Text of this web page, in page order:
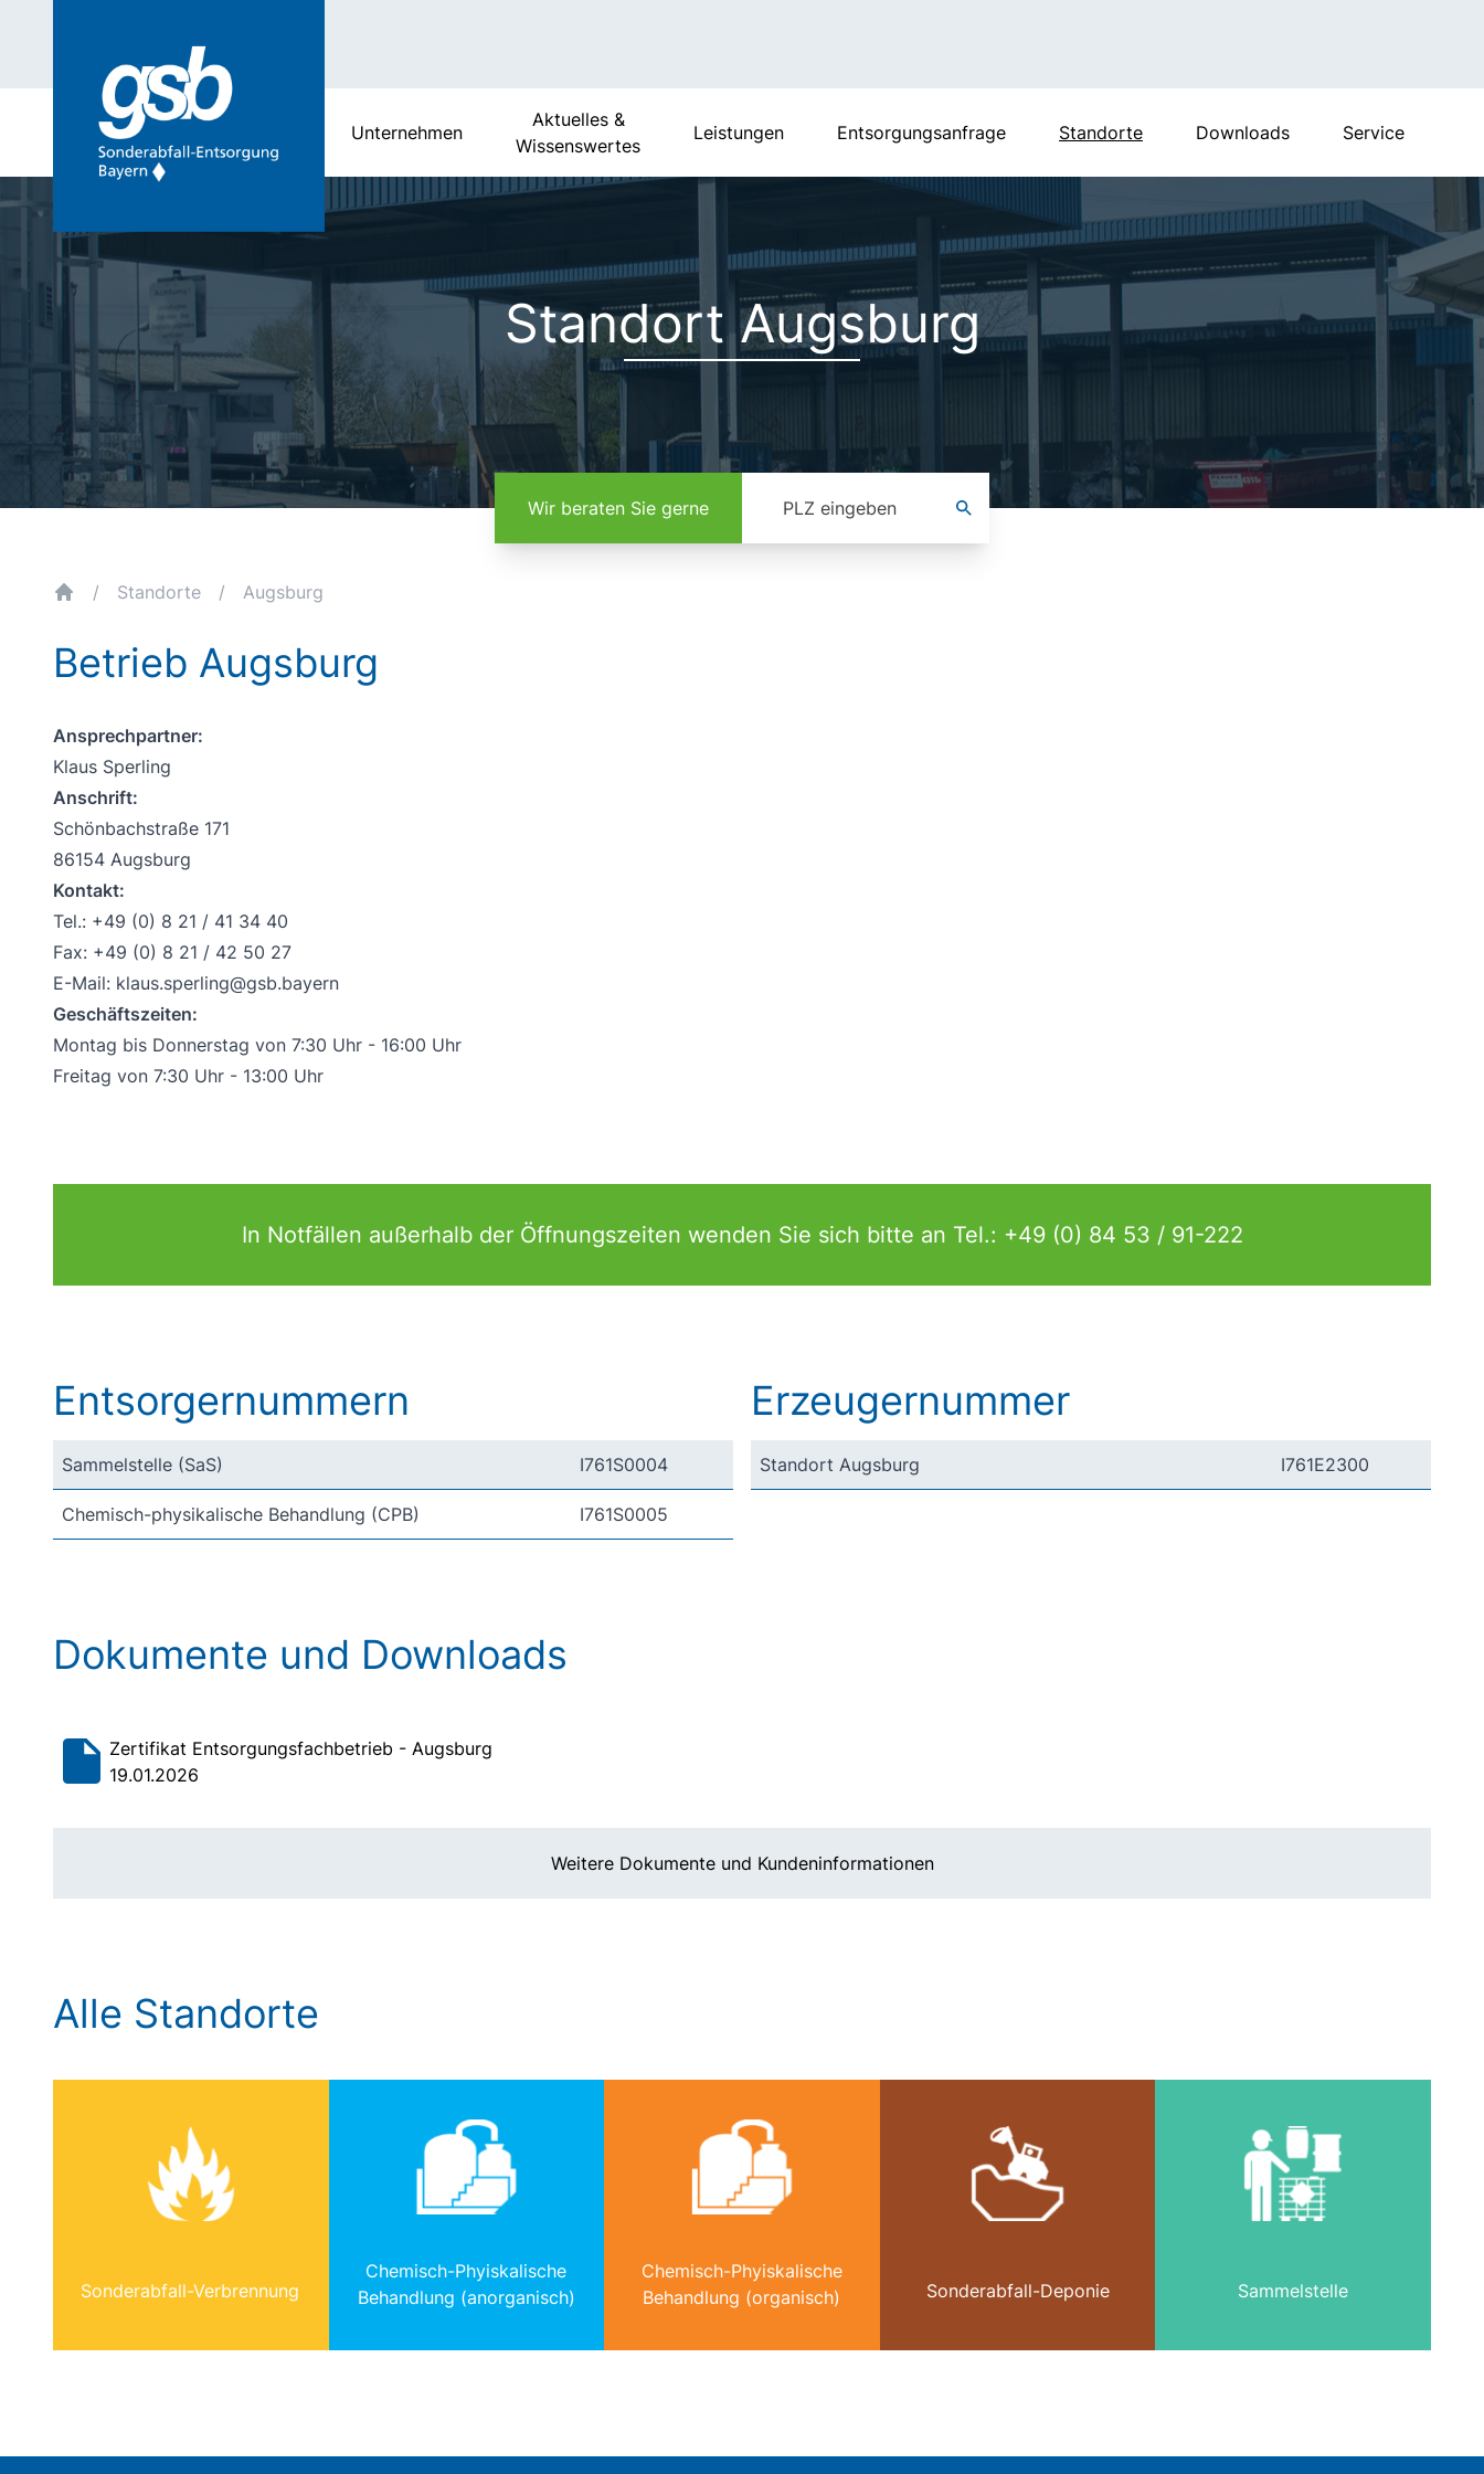
Unternehmen
Aktuelles &
Wissenswertes
Leistungen Entsorgungsanfrage Standorte Downloads Service
Standort Augsburg
Wir beraten Sie gerne
/ Standorte / Augsburg
Betrieb Augsburg
Ansprechpartner:
Klaus Sperling
Anschrift:
Schönbachstraße 171
86154 Augsburg
Kontakt:
Tel.: +49 (0) 8 21 / 41 34 40
Fax: +49 (0) 8 21 / 42 50 27
E-Mail: klaus.sperling@gsb.bayern
Geschäftszeiten:
Montag bis Donnerstag von 7:30 Uhr - 16:00 Uhr
Freitag von 7:30 Uhr - 13:00 Uhr
In Notfällen außerhalb der Öffnungszeiten wenden Sie sich bitte an Tel.: +49 (0) 84 53 / 91-222
Entsorgernummern
Sammelstelle (SaS) I761S0004
Chemisch-physikalische Behandlung (CPB) I761S0005
Erzeugernummer
Standort Augsburg I761E2300
Dokumente und Downloads
Zertifikat Entsorgungsfachbetrieb - Augsburg
19.01.2026
Weitere Dokumente und Kundeninformationen
Alle Standorte
Sonderabfall-Verbrennung
Chemisch-Phyiskalische
Behandlung (anorganisch)
Chemisch-Phyiskalische
Behandlung (organisch)
Sonderabfall-Deponie Sammelstelle